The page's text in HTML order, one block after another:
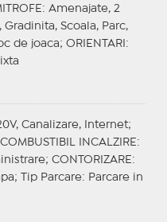
: Amenajate, 2
Gradinita, Scoala, Parc,
de joaca; ORIENTARI :
Canalizare, Internet;
COMBUSTIBIL INCALZIRE :
CONTORIZARE :
Tip Parcare: Parcare in